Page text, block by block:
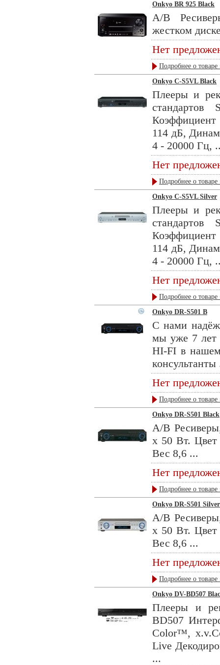
Onkyo BR 925 Black
А/В
жестком
Нет
Подробнее о товаре
Onkyo C-S5VL Black
Плееры и
114 дБ,
4 - 20000 Гц,
Нет
Подробнее о товаре
Onkyo C-S5VL Silver
Плееры и
114 дБ,
4 - 20000 Гц,
Нет
Подробнее о товаре
Onkyo DR-S501 B
С нами
мы уже 7 лет
HI-FI в
консультанты
Нет
Подробнее о товаре
Onkyo DR-S501 Black
А/В
х 50 Вт.
Вес 8,6 ...
Нет
Подробнее о товаре
Onkyo DR-S501 Silver
А/В
х 50 Вт. Цвет
Вес 8,6 ...
Нет
Подробнее о товаре
Onkyo DV-BD507
Плееры и
BD507
Color™,
Live
...